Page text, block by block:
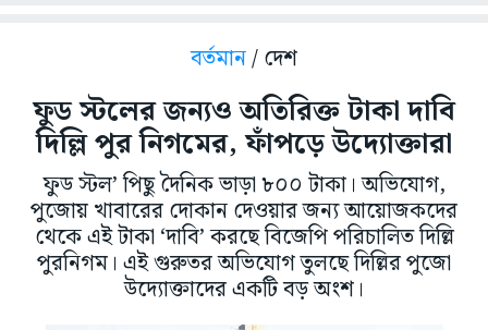
বর্তমান/ দেশ
ফুড স্টলের জন্যও অতিরিক্ত টাকা দাবি
দিল্লি পুর নিগমের, ফাঁপড়ে উদ্যোক্তারা
ফুড স্টল’ পিছু দৈনিক ভাড়া ৮০০ টাকা। অভিযোগ,
পুজোয় খাবারের দোকান দেওয়ার জন্য আয়োজকদের
থেকে এই টাকা ‘দাবি’ করছে বিজেপি পরিচালিত দিল্লি
পুরনিগম। এই গুরুতর অভিযোগ তুলছে দিল্লির পুজো
উদ্যোক্তাদের একটি বড় অংশ।